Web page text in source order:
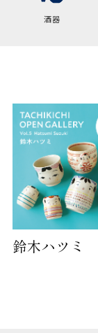
酒器
鈴木ハツミ